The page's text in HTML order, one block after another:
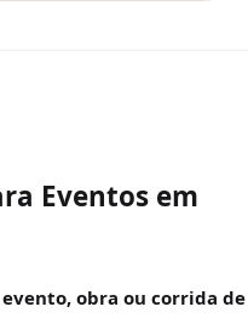
Eventos em
obra ou corrida